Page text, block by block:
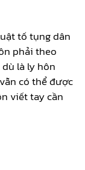
tố tụng dân
phải theo
là ly hôn
có thể được
viết tay cần